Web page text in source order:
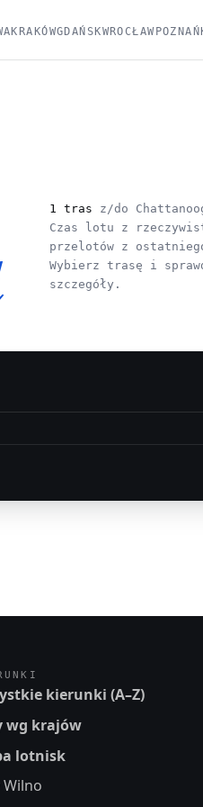
KRAKÓWGDAŃSKWROCŁAW POZNAŃ
1 tras z/do
Czas lotu z
przelotów z
Wybierz trasę i
szczegóły.
kierunki (A–Z)
wg krajów
lotnisk
Wilno